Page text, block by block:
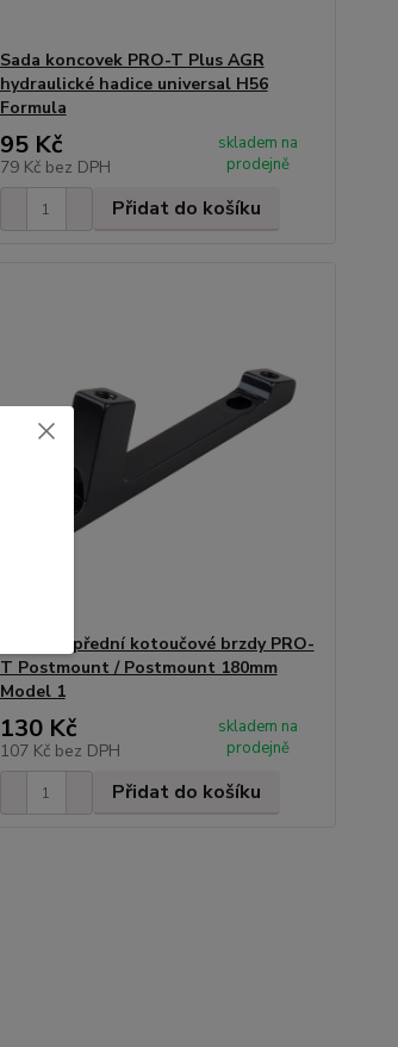
Sada koncovek PRO-T Plus AGR
hydraulické hadice universal H56
Formula
95 Kč
79 Kč bez DPH
skladem na
prodejně
Přidat do košíku
Adaptér přední kotoučové brzdy PRO-
T Postmount / Postmount 180mm
Model 1
130 Kč
107 Kč bez DPH
skladem na
prodejně
Přidat do košíku